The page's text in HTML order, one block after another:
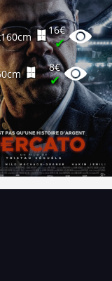
16€
✔
8€
✔